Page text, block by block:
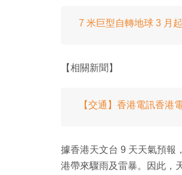
7 米巨型自轉地球 3 月
【相關新聞】
【交通】香港電訊香港
據香港天文台 9 天天氣預報
港帶來驟雨及雷暴。因此，